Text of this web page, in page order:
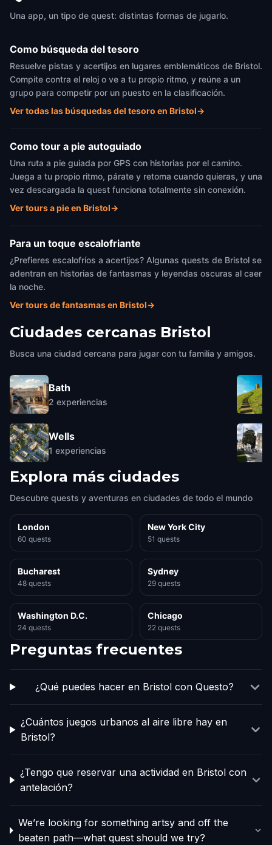
Una app, un tipo de quest: distintas formas de jugarlo.
Como búsqueda del tesoro
Resuelve pistas y acertijos en lugares emblemáticos de Bristol.
Compite contra el reloj o ve a tu propio ritmo, y reúne a un
grupo para competir por un puesto en la clasificación.
Ver todas las búsquedas del tesoro en Bristol→
Como tour a pie autoguiado
Una ruta a pie guiada por GPS con historias por el camino.
Juega a tu propio ritmo, párate y retoma cuando quieras, y una
vez descargada la quest funciona totalmente sin conexión.
Ver tours a pie en Bristol→
Para un toque escalofriante
¿Prefieres escalofríos a acertijos? Algunas quests de Bristol se
adentran en historias de fantasmas y leyendas oscuras al caer
la noche.
Ver tours de fantasmas en Bristol→
Ciudades cercanas Bristol
Busca una ciudad cercana para jugar con tu familia y amigos.
Bath
2 experiencias
Wells
1 experiencias
Explora más ciudades
Descubre quests y aventuras en ciudades de todo el mundo
London
60 quests
New York City
51 quests
Bucharest
48 quests
Sydney
29 quests
Washington D.C.
24 quests
Chicago
22 quests
Preguntas frecuentes
¿Qué puedes hacer en Bristol con Questo?
¿Cuántos juegos urbanos al aire libre hay en
Bristol?
¿Tengo que reservar una actividad en Bristol con
antelación?
We’re looking for something artsy and off the
beaten path—what quest should we try?